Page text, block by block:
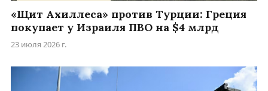
«Щит Ахиллеса» против Турции: Греция
покупает у Израиля ПВО на $4 млрд
23 июля 2026 г.